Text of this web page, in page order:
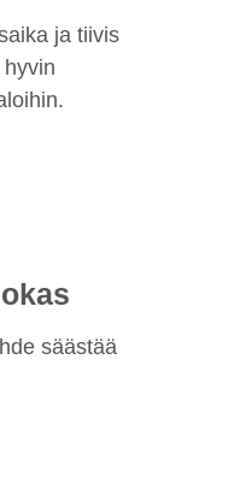
ja tiivis
säästää